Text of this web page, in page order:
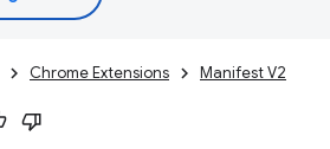
Chrome Extensions Manifest V2